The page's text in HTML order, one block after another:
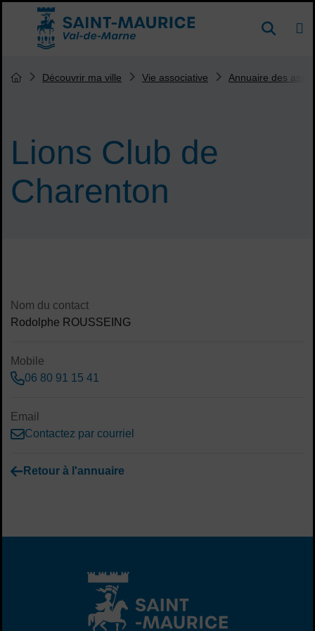
Menu de raccourcis
Accueil ville de Saint-Maurice DE
Lions Club de
Charenton
Vous êtes ici :
Page d'accueil du site
Découvrir ma ville Vie associative Annuaire des
Contenu de la fiche d'annuaire
Nom du contact
Rodolphe ROUSSEING
Mobile
06 80 91 15 41
Email
Contactez par courriel
Retour à l'annuaire